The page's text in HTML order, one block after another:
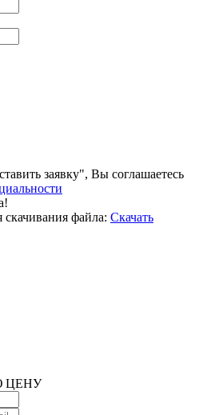
заявку", Вы соглашаетесь
файла: Скачать
ЦЕНУ